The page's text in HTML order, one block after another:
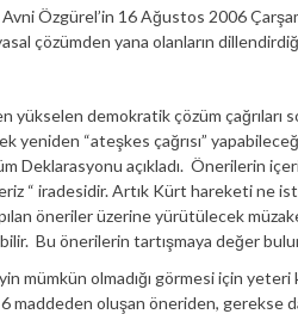
Avni Özgürel’in 16 Ağustos 2006
çözümden yana olanların
demokratik çözüm çağrıları
yeniden “ateşkes çağrısı”
Deklarasyonu açıkladı. Önerilerin
“ iradesidir. Artık Kürt hareketi ne
öneriler üzerine yürütülecek
Bu önerilerin tartışmaya değer
mümkün olmadığı görmesi için
maddeden oluşan öneriden, gerekse